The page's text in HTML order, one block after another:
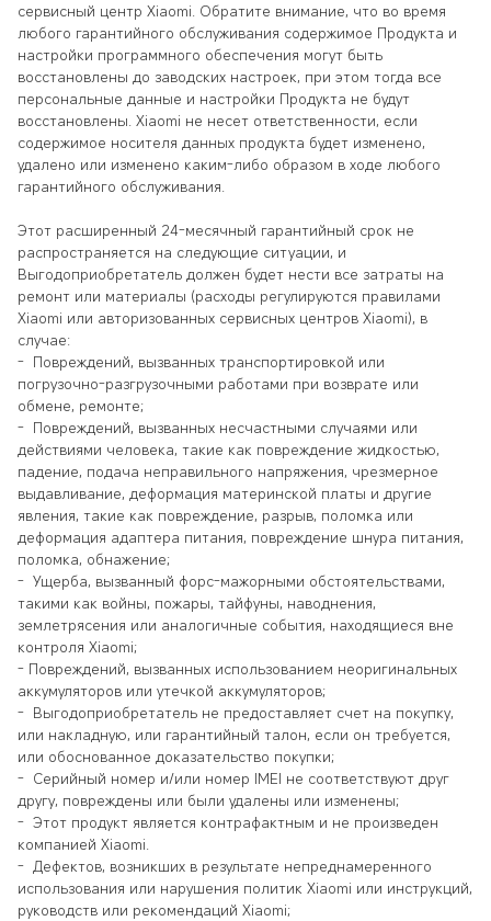
сервисный центр Xiaomi. Обратите внимание, что во время
любого гарантийного обслуживания содержимое Продукта и
настройки программного обеспечения могут быть
восстановлены до заводских настроек, при этом тогда все
персональные данные и настройки Продукта не будут
восстановлены. Xiaomi не несет ответственности, если
содержимое носителя данных продукта будет изменено,
удалено или изменено каким-либо образом в ходе любого
гарантийного обслуживания.
Этот расширенный 24-месячный гарантийный срок не
распространяется на следующие ситуации, и
Выгодоприобретатель должен будет нести все затраты на
ремонт или материалы (расходы регулируются правилами
Xiaomi или авторизованных сервисных центров Xiaomi), в
случае:
- Повреждений, вызванных транспортировкой или
погрузочно-разгрузочными работами при возврате или
обмене, ремонте;
- Повреждений, вызванных несчастными случаями или
действиями человека, такие как повреждение жидкостью,
падение, подача неправильного напряжения, чрезмерное
выдавливание, деформация материнской платы и другие
явления, такие как повреждение, разрыв, поломка или
деформация адаптера питания, повреждение шнура питания,
поломка, обнажение;
- Ущерба, вызванный форс-мажорными обстоятельствами,
такими как войны, пожары, тайфуны, наводнения,
землетрясения или аналогичные события, находящиеся вне
контроля Xiaomi;
- Повреждений, вызванных использованием неоригинальных
аккумуляторов или утечкой аккумуляторов;
- Выгодоприобретатель не предоставляет счет на покупку,
или накладную, или гарантийный талон, если он требуется,
или обоснованное доказательство покупки;
- Серийный номер и/или номер IMEI не соответствуют друг
другу, повреждены или были удалены или изменены;
- Этот продукт является контрафактным и не произведен
компанией Xiaomi.
- Дефектов, возникших в результате непреднамеренного
использования или нарушения политик Xiaomi или инструкций,
руководств или рекомендаций Xiaomi;